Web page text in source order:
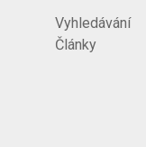
Vyhledávání
Články